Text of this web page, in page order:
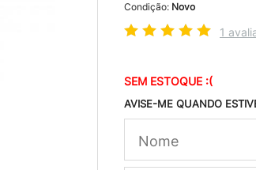
Condição: Novo
1
SEM ESTOQUE :(
AVISE-ME QUANDO